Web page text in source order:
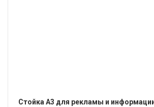
Стойка А3 для рекламы и